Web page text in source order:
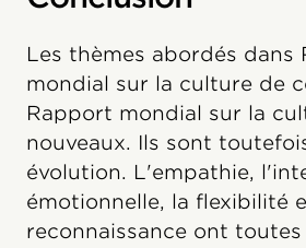
Les thèmes abordés dans
mondial sur la culture de
Rapport mondial sur la
nouveaux. Ils sont
évolution. L'empathie,
émotionnelle, la flexibilité
reconnaissance ont toutes